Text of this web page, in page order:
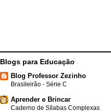
Blogs para Educação
Blog Professor Zezinho
Brasileirão - Série C
Aprender e Brincar
Caderno de Sílabas Complexas